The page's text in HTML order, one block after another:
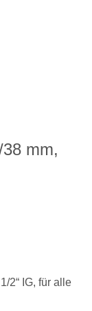
mm,
2“ IG, für alle